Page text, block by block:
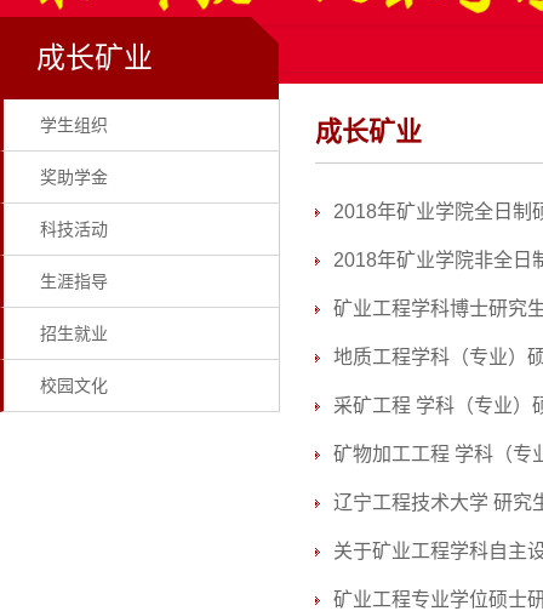
成长矿业
学生组织
奖助学金
科技活动
生涯指导
招生就业
校园文化
成长矿业
2018年矿业学院全日制
2018年矿业学院非全日
矿业工程学科博士研究
地质工程学科（专业）
采矿工程 学科（专业）
矿物加工工程 学科（专
辽宁工程技术大学 研究
关于矿业工程学科自主
矿业工程专业学位硕士